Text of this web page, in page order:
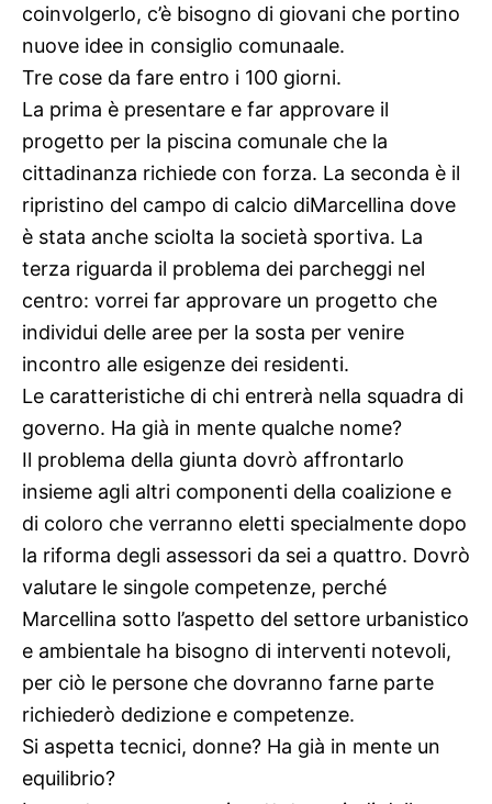
coinvolgerlo, c’è bisogno di giovani che portino
nuove idee in consiglio comunaale.
Tre cose da fare entro i 100 giorni.
La prima è presentare e far approvare il
progetto per la piscina comunale che la
cittadinanza richiede con forza. La seconda è il
ripristino del campo di calcio diMarcellina dove
è stata anche sciolta la società sportiva. La
terza riguarda il problema dei parcheggi nel
centro: vorrei far approvare un progetto che
individui delle aree per la sosta per venire
incontro alle esigenze dei residenti.
Le caratteristiche di chi entrerà nella squadra di
governo. Ha già in mente qualche nome?
Il problema della giunta dovrò affrontarlo
insieme agli altri componenti della coalizione e
di coloro che verranno eletti specialmente dopo
la riforma degli assessori da sei a quattro. Dovrò
valutare le singole competenze, perché
Marcellina sotto l’aspetto del settore urbanistico
e ambientale ha bisogno di interventi notevoli,
per ciò le persone che dovranno farne parte
richiederò dedizione e competenze.
Si aspetta tecnici, donne? Ha già in mente un
equilibrio?